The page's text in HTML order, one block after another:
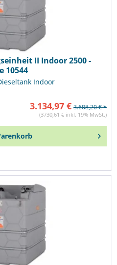
II Indoor 2500 -
10544
Indoor
3.134,97 € 3.688,20 € *
(3730,61 € inkl. 19% MwSt.)